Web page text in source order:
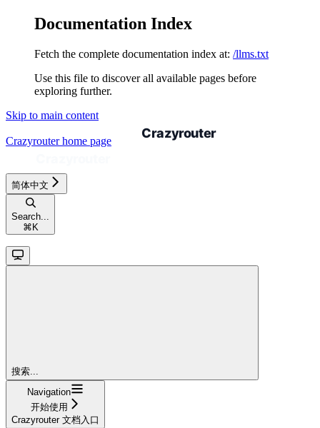
Documentation Index
Fetch the complete documentation index at: /llms.txt
Use this file to discover all available pages before
exploring further.
Skip to main content
Crazyrouterhome page
简体中文
Search...
⌘ K
搜索...
Navigation
开始使用
Crazyrouter 文档入口